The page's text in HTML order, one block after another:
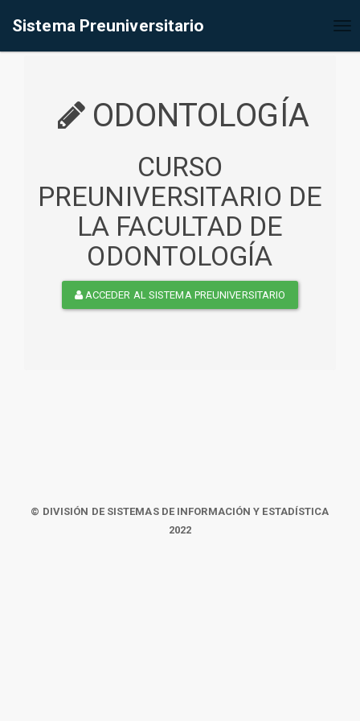
Sistema Preuniversitario
ODONTOLOGÍA
CURSO
PREUNIVERSITARIO DE
LA FACULTAD DE
ODONTOLOGÍA
ACCEDER AL SISTEMA PREUNIVERSITARIO
© DIVISIÓN DE SISTEMAS DE INFORMACIÓN Y ESTADÍSTICA
2022